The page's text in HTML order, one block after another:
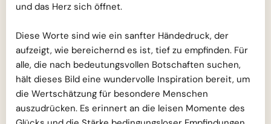
und das Herz sich öffnet.
Diese Worte sind wie ein sanfter Händedruck, der
aufzeigt, wie bereichernd es ist, tief zu empfinden. Für
alle, die nach bedeutungsvollen Botschaften suchen,
hält dieses Bild eine wundervolle Inspiration bereit, um
die Wertschätzung für besondere Menschen
auszudrücken. Es erinnert an die leisen Momente des